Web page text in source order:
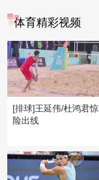
体育精彩视频
[排球]王延伟/杜鸿君惊
险出线